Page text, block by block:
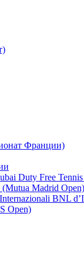
Франции)
Duty Free Tennis
Madrid Open)
BNL
Open)